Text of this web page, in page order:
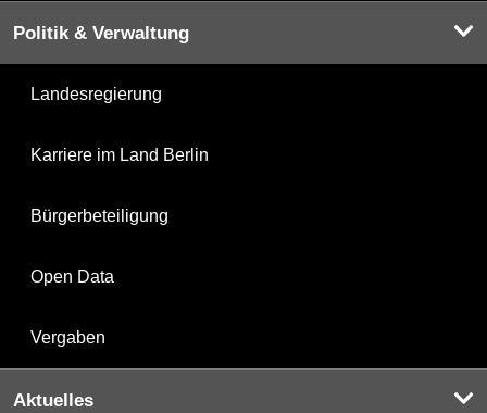
Politik & Verwaltung
Landesregierung
Karriere im Land Berlin
Bürgerbeteiligung
Open Data
Vergaben
Aktuelles